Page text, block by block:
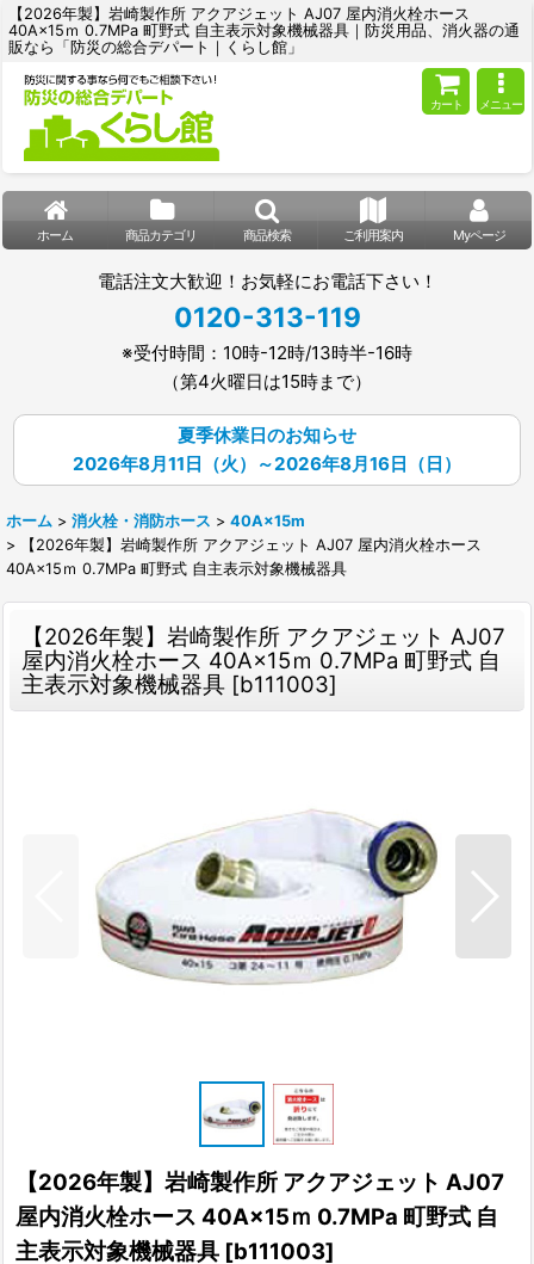
【2026年製】岩崎製作所 アクアジェット AJ07 屋内消火栓ホース
40A×15ｍ 0.7MPa 町野式 自主表示対象機械器具｜防災用品、消火器の通
販なら「防災の総合デパート｜くらし館」
カート メニュー
ホーム 商品カテゴリ 商品検索 ご利用案内 Myページ
電話注文大歓迎！お気軽にお電話下さい！
0120-313-119
※受付時間：10時-12時/13時半-16時
（第4火曜日は15時まで）
夏季休業日のお知らせ
2026年8月11日（火）～2026年8月16日（日）
ホーム > 消火栓・消防ホース > 40A×15m
>
【2026年製】岩崎製作所 アクアジェット AJ07 屋内消火栓ホース
40A×15ｍ 0.7MPa 町野式 自主表示対象機械器具
【2026年製】岩崎製作所 アクアジェット AJ07
屋内消火栓ホース 40A×15ｍ 0.7MPa 町野式 自
主表示対象機械器具 [b111003]
【2026年製】岩崎製作所 アクアジェット AJ07
屋内消火栓ホース 40A×15ｍ 0.7MPa 町野式 自
主表示対象機械器具 [b111003]